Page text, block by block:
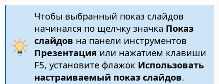
Чтобы выбранный показ слайдов
начинался по щелчку значка Показ
слайдов на панели инструментов
Презентация или нажатием клавиши
F5, установите флажок Использовать
настраиваемый показ слайдов.